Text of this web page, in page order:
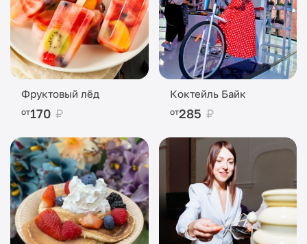
Фруктовый лёд
от170 ₽
Коктейль Байк
от285 ₽